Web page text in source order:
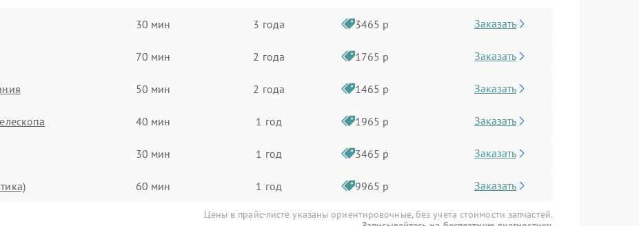
30 мин 3 года 3465 р Заказать
70 мин 2 года 1765 р Заказать
50 мин 2 года 1465 р Заказать
40 мин 1 год 1965 р Заказать
30 мин 1 год 3465 р Заказать
60 мин 1 год 9965 р Заказать
Цены в прайс-листе указаны ориентировочные, без учета стоимости запчастей.